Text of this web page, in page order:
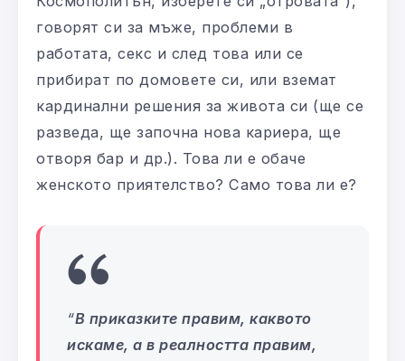
говорят си за мъже, проблеми в
работата, секс и след това или се
прибират по домовете си, или вземат
кардинални решения за живота си (ще се
разведа, ще започна нова кариера, ще
отворя бар и др.). Това ли е обаче
женското приятелство? Само това ли е?
“В приказките правим, каквото
искаме, а в реалността правим,